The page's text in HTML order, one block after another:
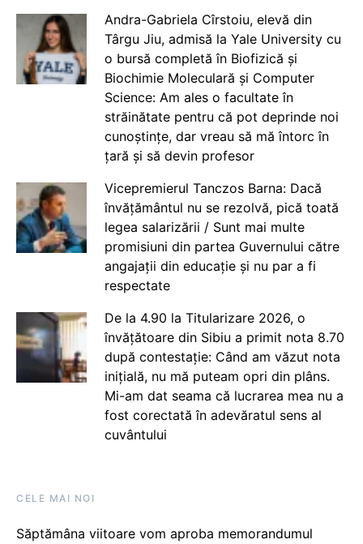
Andra-Gabriela Cîrstoiu, elevă din
Târgu Jiu, admisă la Yale University cu
o bursă completă în Biofizică și
Biochimie Moleculară și Computer
Science: Am ales o facultate în
străinătate pentru că pot deprinde noi
cunoștințe, dar vreau să mă întorc în
țară și să devin profesor
Vicepremierul Tanczos Barna: Dacă
învățământul nu se rezolvă, pică toată
legea salarizării / Sunt mai multe
promisiuni din partea Guvernului către
angajații din educație și nu par a fi
respectate
De la 4.90 la Titularizare 2026, o
învățătoare din Sibiu a primit nota 8.70
după contestație: Când am văzut nota
inițială, nu mă puteam opri din plâns.
Mi-am dat seama că lucrarea mea nu a
fost corectată în adevăratul sens al
cuvântului
CELE MAI NOI
Săptămâna viitoare vom aproba memorandumul